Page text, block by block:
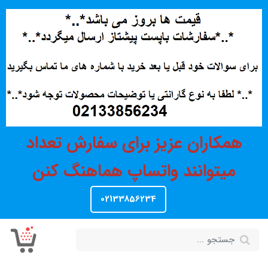
همکاران عزیز برای سفارش تعداد
میتوانند واتساپ هماهنگ کنن
02133856234